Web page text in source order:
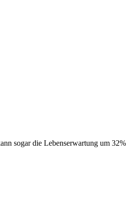
sogar die Lebenserwartung um